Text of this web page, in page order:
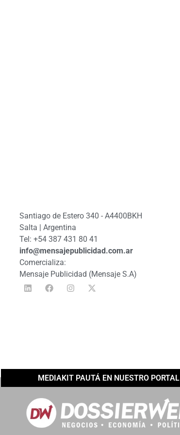
Santiago de Estero 340 - A4400BKH
Salta | Argentina
Tel: +54 387 431 80 41
info@mensajepublicidad.com.ar
Comercializa:
Mensaje Publicidad (Mensaje S.A)
MEDIAKIT PAUTÁ EN NUESTRO PORTAL